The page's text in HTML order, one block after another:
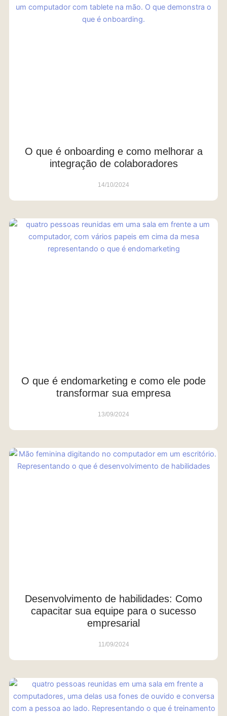
O que é onboarding e como melhorar a
integração de colaboradores
14/10/2024
O que é endomarketing e como ele pode
transformar sua empresa
13/09/2024
Desenvolvimento de habilidades: Como
capacitar sua equipe para o sucesso
empresarial
11/09/2024